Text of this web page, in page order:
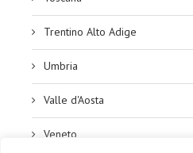
Trentino Alto Adige
Umbria
Valle d'Aosta
Veneto